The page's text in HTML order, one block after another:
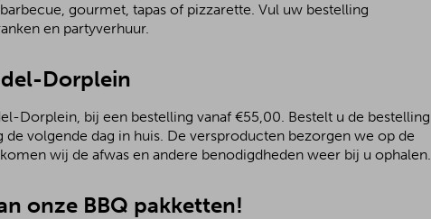
gourmet, tapas of pizzarette. Vul uw bestelling
en partyverhuur.
Dorplein
Dorplein, bij een bestelling vanaf €55,00. Bestelt u de bestelling
volgende dag in huis. De versproducten bezorgen we op de
wij de afwas en andere benodigdheden weer bij u ophalen.
onze BBQ pakketten!